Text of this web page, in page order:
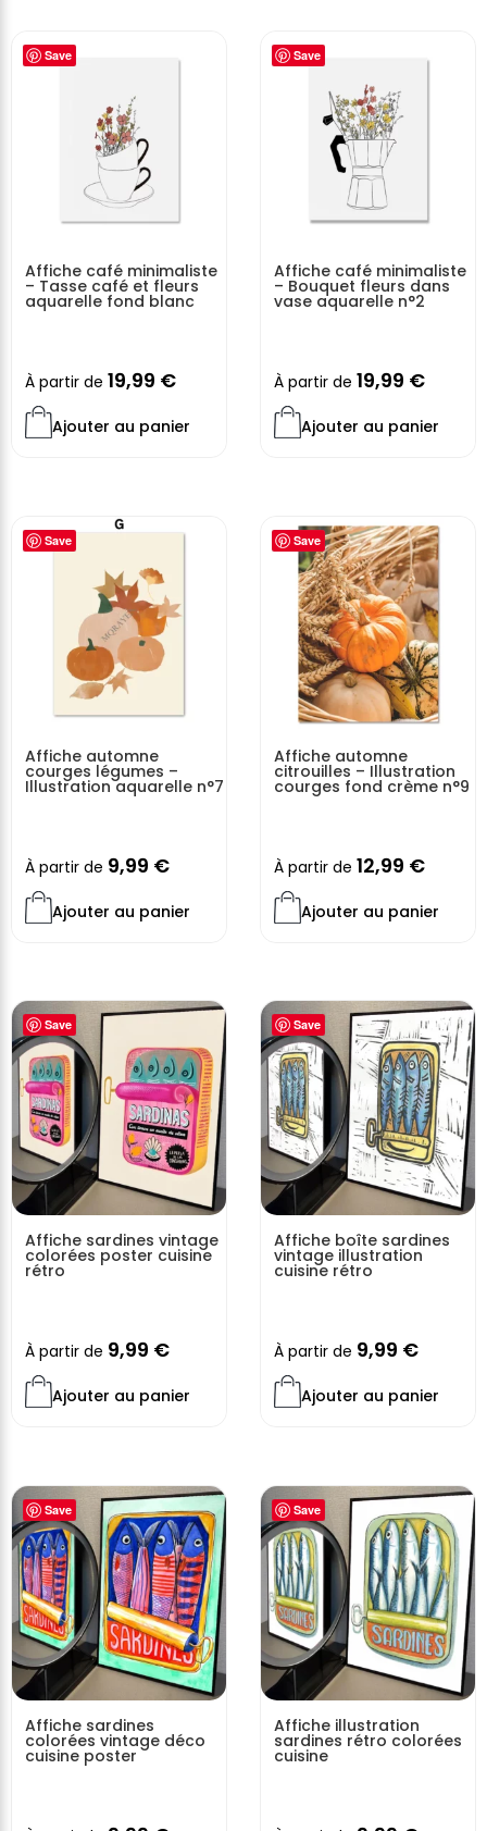
Save
Affiche café minimaliste
– Tasse café et fleurs
aquarelle fond blanc
À partir de 19,99 €
Ajouter au panier
Save
Affiche café minimaliste
– Bouquet fleurs dans
vase aquarelle n°2
À partir de 19,99 €
Ajouter au panier
Save
Affiche automne
courges légumes –
Illustration aquarelle n°7
À partir de 9,99 €
Ajouter au panier
Save
Affiche automne
citrouilles – Illustration
courges fond crème n°9
À partir de 12,99 €
Ajouter au panier
Save
Affiche sardines vintage
colorées poster cuisine
rétro
À partir de 9,99 €
Ajouter au panier
Save
Affiche boîte sardines
vintage illustration
cuisine rétro
À partir de 9,99 €
Ajouter au panier
Save
Affiche sardines
colorées vintage déco
cuisine poster
Save
Affiche illustration
sardines rétro colorées
cuisine